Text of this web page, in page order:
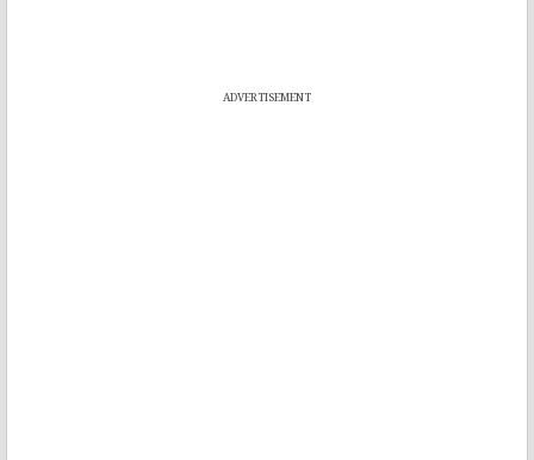
ADVERTISEMENT